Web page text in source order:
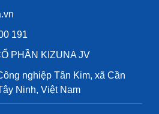
191
PHẦN KIZUNA JV
nghiệp Tân Kim, xã Cần
Ninh, Việt Nam